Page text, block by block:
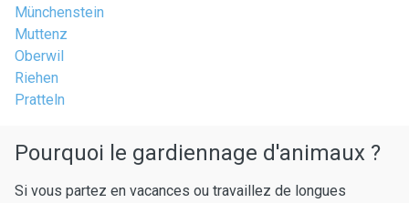
Münchenstein
Muttenz
Oberwil
Riehen
Pratteln
Pourquoi le gardiennage d'animaux ?
Si vous partez en vacances ou travaillez de longues